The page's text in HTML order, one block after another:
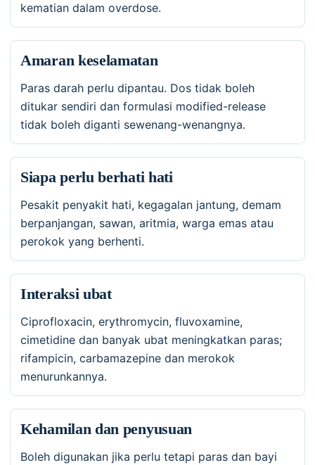
kematian dalam overdose.
Amaran keselamatan
Paras darah perlu dipantau. Dos tidak boleh
ditukar sendiri dan formulasi modified-release
tidak boleh diganti sewenang-wenangnya.
Siapa perlu berhati hati
Pesakit penyakit hati, kegagalan jantung, demam
berpanjangan, sawan, aritmia, warga emas atau
perokok yang berhenti.
Interaksi ubat
Ciprofloxacin, erythromycin, fluvoxamine,
cimetidine dan banyak ubat meningkatkan paras;
rifampicin, carbamazepine dan merokok
menurunkannya.
Kehamilan dan penyusuan
Boleh digunakan jika perlu tetapi paras dan bayi